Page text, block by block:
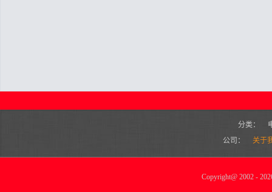
分类：
公司：
关于
Copyright@2002 -